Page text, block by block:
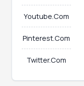
Youtube.Com
Pinterest.Com
Twitter.Com